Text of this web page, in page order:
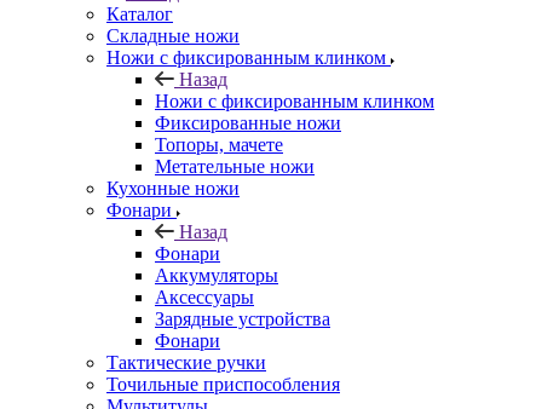
Каталог
Складные ножи
Ножи с фиксированным клинком
Назад
Ножи с фиксированным клинком
Фиксированные ножи
Топоры, мачете
Метательные ножи
Кухонные ножи
Фонари
Назад
Фонари
Аккумуляторы
Аксессуары
Зарядные устройства
Фонари
Тактические ручки
Точильные приспособления